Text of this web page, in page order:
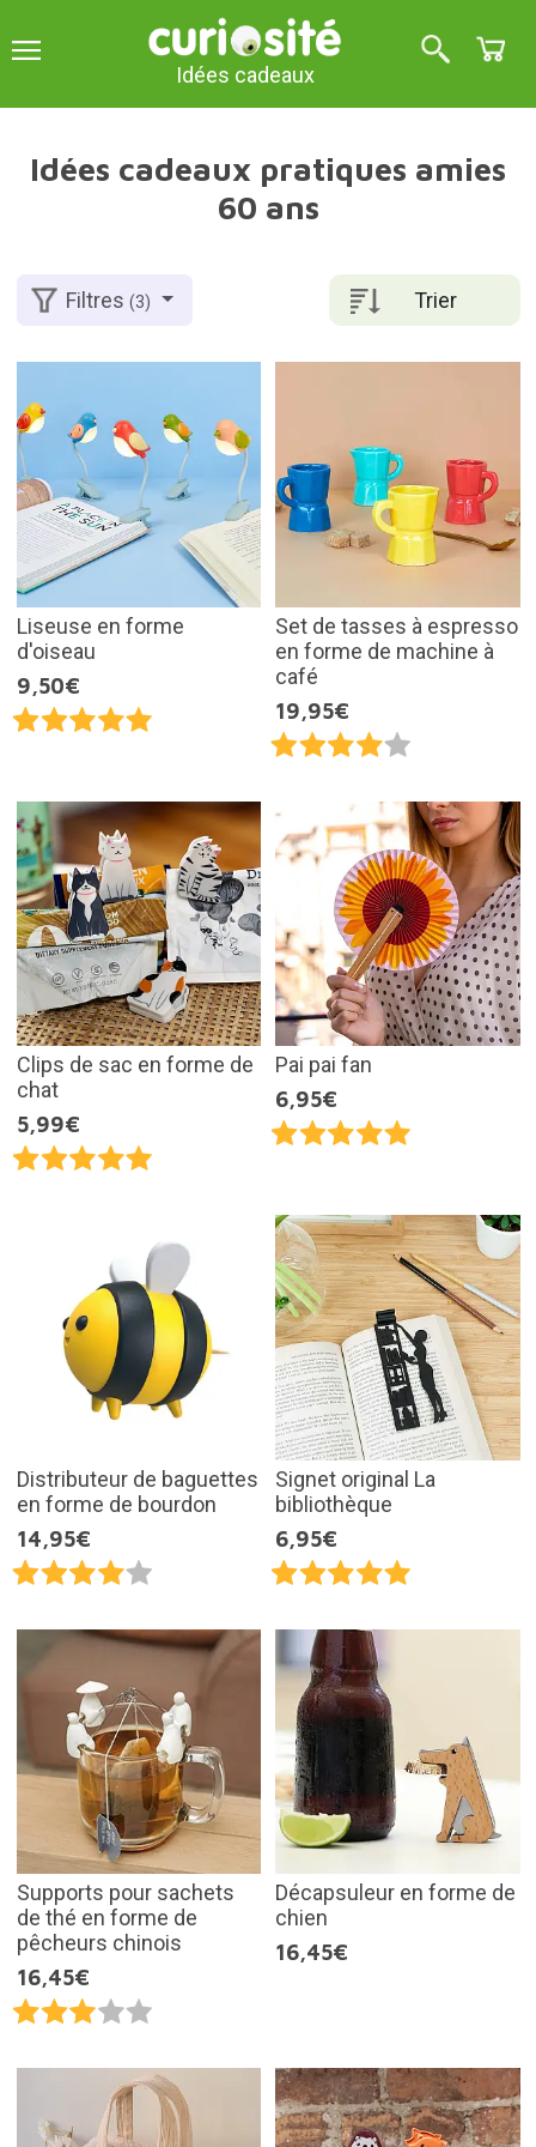
Idées cadeaux
Idées cadeaux pratiques amies
60 ans
Trier
Filtres(3)
Liseuse en forme
d'oiseau
9,50€
Set de tasses à espresso
en forme de machine à
café
19,95€
Clips de sac en forme de
chat
5,99€
Pai pai fan
6,95€
Distributeur de baguettes
en forme de bourdon
14,95€
Signet original La
bibliothèque
6,95€
Supports pour sachets
de thé en forme de
pêcheurs chinois
16,45€
Décapsuleur en forme de
chien
16,45€